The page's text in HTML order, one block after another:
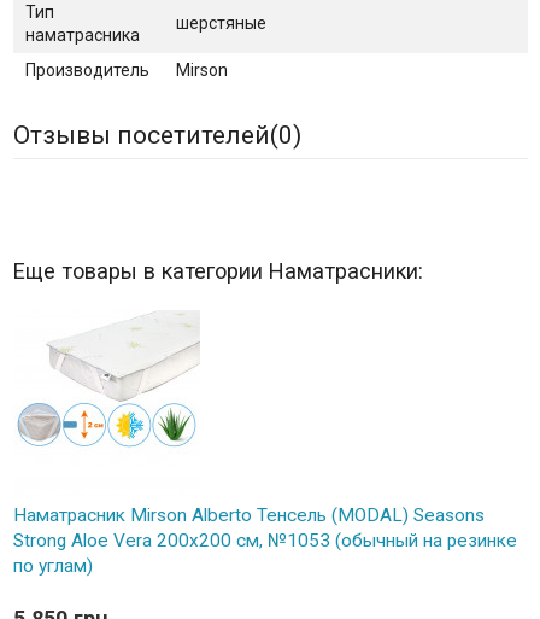
Тип
наматрасника
шерстяные
Производитель Mirson
Отзывы посетителей(0)
Еще товары в категории Наматрасники:
Наматрасник Mirson Alberto Тенсель (MODAL) Seasons
Strong Aloe Vera 200x200 см, №1053 (обычный на резинке
по углам)